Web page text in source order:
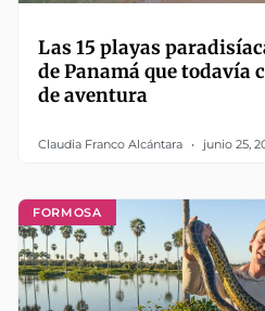
Las 15 playas
de Panamá que todavía
de aventura
Claudia Franco Alcántara junio 25,
FORMOSA